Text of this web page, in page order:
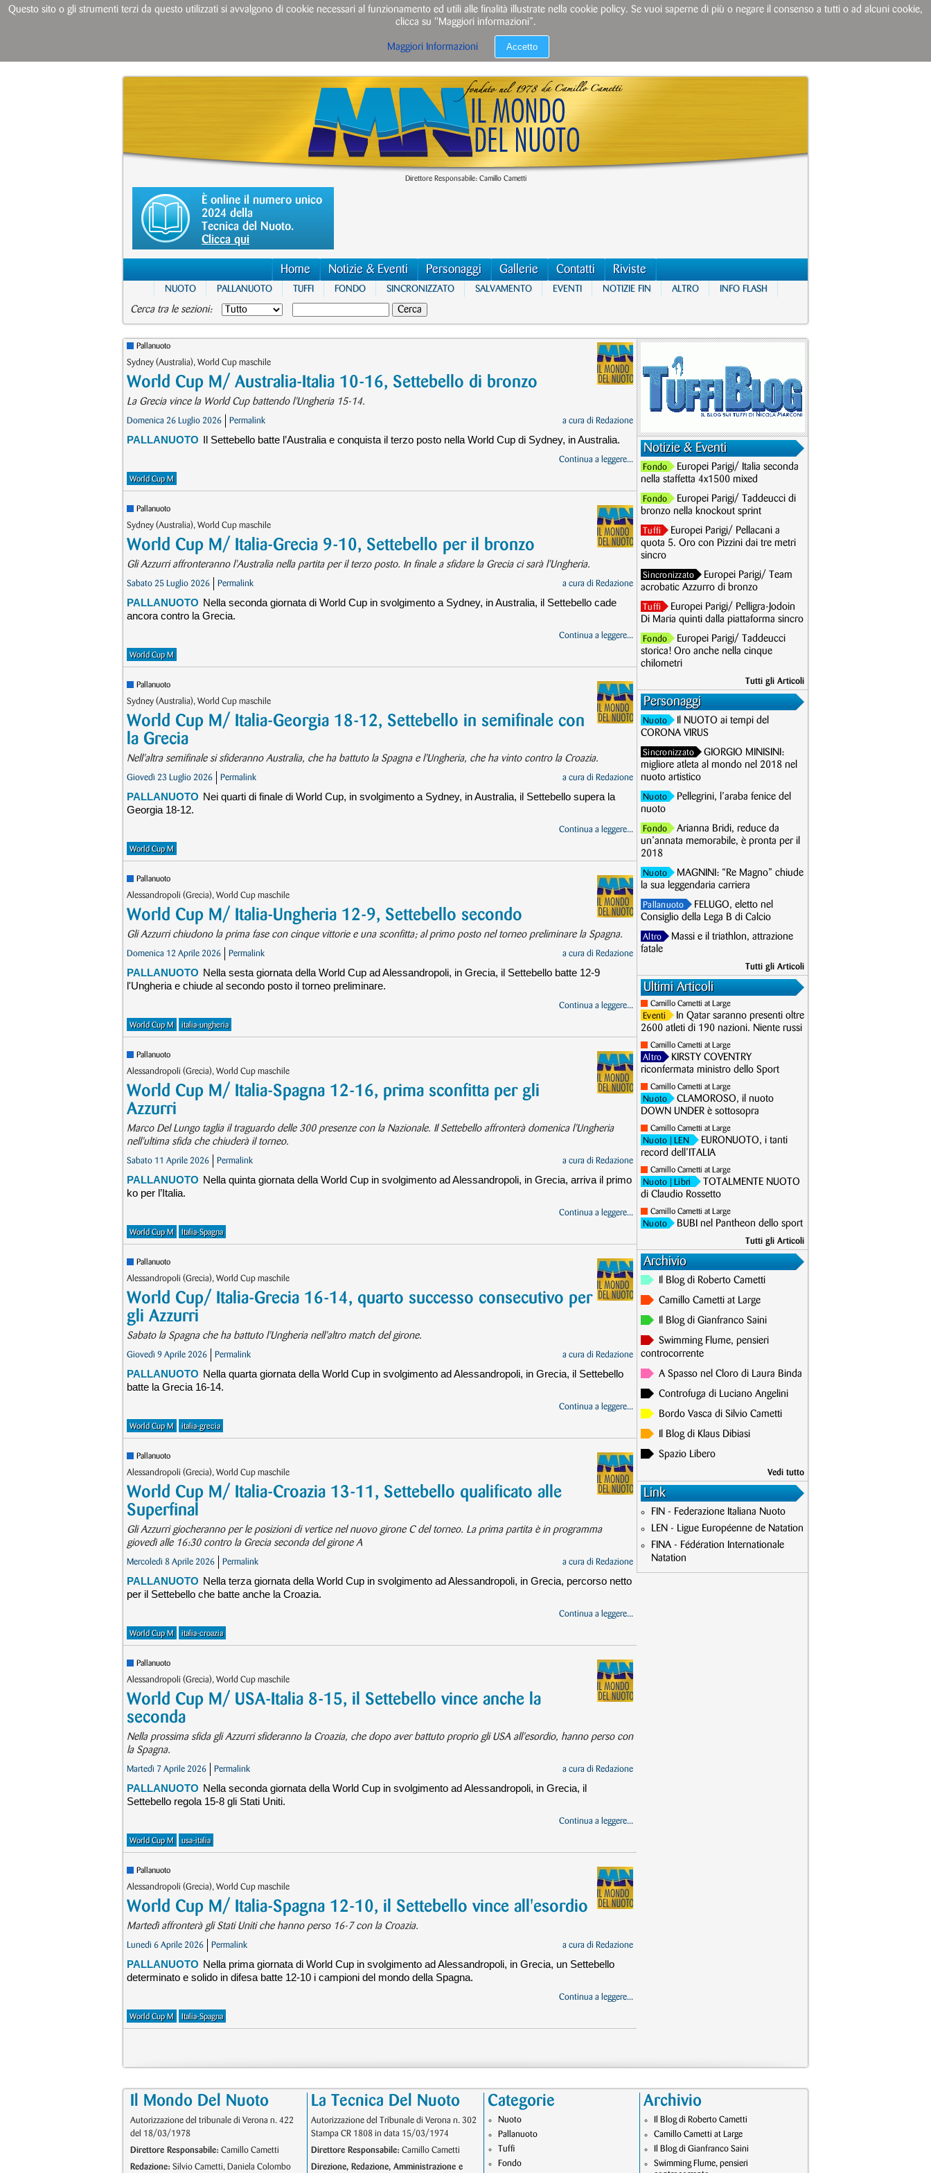
Direttore Responsabile: Camillo Cametti
È online il numero unico
2024 della
Tecnica del Nuoto.
Clicca qui
Home Notizie & Eventi Personaggi Gallerie Contatti Riviste
NUOTO PALLANUOTO TUFFI FONDO SINCRONIZZATO SALVAMENTO EVENTI NOTIZIE FIN ALTRO INFO FLASH
Cerca tra le sezioni:
Pallanuoto
Sydney (Australia), World Cup maschile
World Cup M/ Australia-Italia 10-16, Settebello di bronzo
La Grecia vince la World Cup battendo l'Ungheria 15-14.
Domenica 26 Luglio 2026 Permalink a cura di Redazione
PALLANUOTO Il Settebello batte l’Australia e conquista il terzo posto nella World Cup di Sydney, in Australia.
Continua a leggere...
World Cup M
Pallanuoto
Sydney (Australia), World Cup maschile
World Cup M/ Italia-Grecia 9-10, Settebello per il bronzo
Gli Azzurri affronteranno l'Australia nella partita per il terzo posto. In finale a sfidare la Grecia ci sarà l'Ungheria.
Sabato 25 Luglio 2026 Permalink a cura di Redazione
PALLANUOTO Nella seconda giornata di World Cup in svolgimento a Sydney, in Australia, il Settebello cade
ancora contro la Grecia.
Continua a leggere...
World Cup M
Pallanuoto
Sydney (Australia), World Cup maschile
World Cup M/ Italia-Georgia 18-12, Settebello in semifinale con
la Grecia
Nell'altra semifinale si sfideranno Australia, che ha battuto la Spagna e l'Ungheria, che ha vinto contro la Croazia.
Giovedì 23 Luglio 2026 Permalink a cura di Redazione
PALLANUOTO Nei quarti di finale di World Cup, in svolgimento a Sydney, in Australia, il Settebello supera la
Georgia 18-12.
Continua a leggere...
World Cup M
Pallanuoto
Alessandropoli (Grecia), World Cup maschile
World Cup M/ Italia-Ungheria 12-9, Settebello secondo
Gli Azzurri chiudono la prima fase con cinque vittorie e una sconfitta; al primo posto nel torneo preliminare la Spagna.
Domenica 12 Aprile 2026 Permalink a cura di Redazione
PALLANUOTO Nella sesta giornata della World Cup ad Alessandropoli, in Grecia, il Settebello batte 12-9
l'Ungheria e chiude al secondo posto il torneo preliminare.
Continua a leggere...
World Cup M italia-ungheria
Pallanuoto
Alessandropoli (Grecia), World Cup maschile
World Cup M/ Italia-Spagna 12-16, prima sconfitta per gli
Azzurri
Marco Del Lungo taglia il traguardo delle 300 presenze con la Nazionale. Il Settebello affronterà domenica l'Ungheria
nell'ultima sfida che chiuderà il torneo.
Sabato 11 Aprile 2026 Permalink a cura di Redazione
PALLANUOTO Nella quinta giornata della World Cup in svolgimento ad Alessandropoli, in Grecia, arriva il primo
ko per l’Italia.
Continua a leggere...
World Cup M Italia-Spagna
Pallanuoto
Alessandropoli (Grecia), World Cup maschile
World Cup/ Italia-Grecia 16-14, quarto successo consecutivo per
gli Azzurri
Sabato la Spagna che ha battuto l'Ungheria nell'altro match del girone.
Giovedì 9 Aprile 2026 Permalink a cura di Redazione
PALLANUOTO Nella quarta giornata della World Cup in svolgimento ad Alessandropoli, in Grecia, il Settebello
batte la Grecia 16-14.
Continua a leggere...
World Cup M italia-grecia
Pallanuoto
Alessandropoli (Grecia), World Cup maschile
World Cup M/ Italia-Croazia 13-11, Settebello qualificato alle
Superfinal
Gli Azzurri giocheranno per le posizioni di vertice nel nuovo girone C del torneo. La prima partita è in programma
giovedì alle 16:30 contro la Grecia seconda del girone A
Mercoledì 8 Aprile 2026 Permalink a cura di Redazione
PALLANUOTO Nella terza giornata della World Cup in svolgimento ad Alessandropoli, in Grecia, percorso netto
per il Settebello che batte anche la Croazia.
Continua a leggere...
World Cup M italia-croazia
Pallanuoto
Alessandropoli (Grecia), World Cup maschile
World Cup M/ USA-Italia 8-15, il Settebello vince anche la
seconda
Nella prossima sfida gli Azzurri sfideranno la Croazia, che dopo aver battuto proprio gli USA all'esordio, hanno perso con
la Spagna.
Martedì 7 Aprile 2026 Permalink a cura di Redazione
PALLANUOTO Nella seconda giornata della World Cup in svolgimento ad Alessandropoli, in Grecia, il
Settebello regola 15-8 gli Stati Uniti.
Continua a leggere...
World Cup M usa-italia
Pallanuoto
Alessandropoli (Grecia), World Cup maschile
World Cup M/ Italia-Spagna 12-10, il Settebello vince all'esordio
Martedì affronterà gli Stati Uniti che hanno perso 16-7 con la Croazia.
Lunedì 6 Aprile 2026 Permalink a cura di Redazione
PALLANUOTO Nella prima giornata di World Cup in svolgimento ad Alessandropoli, in Grecia, un Settebello
determinato e solido in difesa batte 12-10 i campioni del mondo della Spagna.
Continua a leggere...
World Cup M Italia-Spagna
Notizie & Eventi
Fondo
Europei Parigi/ Italia seconda
nella staffetta 4x1500 mixed
Fondo
Europei Parigi/ Taddeucci di
bronzo nella knockout sprint
Tuffi
Europei Parigi/ Pellacani a
quota 5. Oro con Pizzini dai tre metri
sincro
Sincronizzato
Europei Parigi/ Team
acrobatic Azzurro di bronzo
Tuffi
Europei Parigi/ Pelligra-Jodoin
Di Maria quinti dalla piattaforma sincro
Fondo
Europei Parigi/ Taddeucci
storica! Oro anche nella cinque
chilometri
Tutti gli Articoli
Personaggi
Nuoto
Il NUOTO ai tempi del
CORONA VIRUS
Sincronizzato
GIORGIO MINISINI:
migliore atleta al mondo nel 2018 nel
nuoto artistico
Nuoto
Pellegrini, l’araba fenice del
nuoto
Fondo
Arianna Bridi, reduce da
un’annata memorabile, è pronta per il
2018
Nuoto
MAGNINI: “Re Magno” chiude
la sua leggendaria carriera
Pallanuoto
FELUGO, eletto nel
Consiglio della Lega B di Calcio
Altro
Massi e il triathlon, attrazione
fatale
Tutti gli Articoli
Ultimi Articoli
Camillo Cametti at Large
Eventi
In Qatar saranno presenti oltre
2600 atleti di 190 nazioni. Niente russi
Camillo Cametti at Large
Altro
KIRSTY COVENTRY
riconfermata ministro dello Sport
Camillo Cametti at Large
Nuoto
CLAMOROSO, il nuoto
DOWN UNDER è sottosopra
Camillo Cametti at Large
Nuoto | LEN
EURONUOTO, i tanti
record dell’ITALIA
Camillo Cametti at Large
Nuoto | Libri
TOTALMENTE NUOTO
di Claudio Rossetto
Camillo Cametti at Large
Nuoto BUBI nel Pantheon dello sport
Tutti gli Articoli
Archivio
Il Blog di Roberto Cametti
Camillo Cametti at Large
Il Blog di Gianfranco Saini
Swimming Flume, pensieri
controcorrente
A Spasso nel Cloro di Laura Binda
Controfuga di Luciano Angelini
Bordo Vasca di Silvio Cametti
Il Blog di Klaus Dibiasi
Spazio Libero
Vedi tutto
Link
FIN - Federazione Italiana Nuoto
LEN - Ligue Européenne de Natation
FINA - Fédération Internationale
Natation
Il Mondo Del Nuoto
Autorizzazione del tribunale di Verona n. 422
del 18/03/1978
Direttore Responsabile: Camillo Cametti
Redazione: Silvio Cametti, Daniela Colombo
La Tecnica Del Nuoto
Autorizzazione del Tribunale di Verona n. 302
Stampa CR 1808 in data 15/03/1974
Direttore Responsabile: Camillo Cametti
Direzione, Redazione, Amministrazione e
Categorie
Nuoto
Pallanuoto
Tuffi
Fondo
Archivio
Il Blog di Roberto Cametti
Camillo Cametti at Large
Il Blog di Gianfranco Saini
Swimming Flume, pensieri
Questo sito o gli strumenti terzi da questo utilizzati si avvalgono di cookie necessari al funzionamento ed utili alle finalità illustrate nella cookie policy. Se vuoi saperne di più o negare il consenso a tutti o ad alcuni cookie,
clicca su "Maggiori informazioni”.
Maggiori Informazioni Accetto